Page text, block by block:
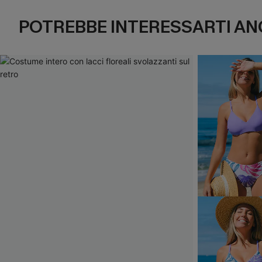
POTREBBE INTERESSARTI